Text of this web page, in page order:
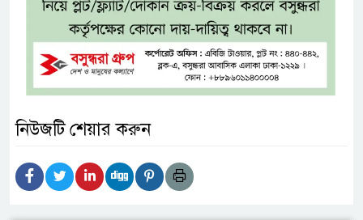
নিউজটি শেয়ার করুন